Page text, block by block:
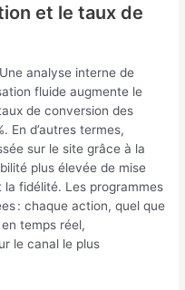
et le taux de
analyse interne de
fluide augmente le
de conversion des
En d’autres termes,
sur le site grâce à la
plus élevée de mise
fidélité. Les programmes
: chaque action, quel que
temps réel,
le canal le plus